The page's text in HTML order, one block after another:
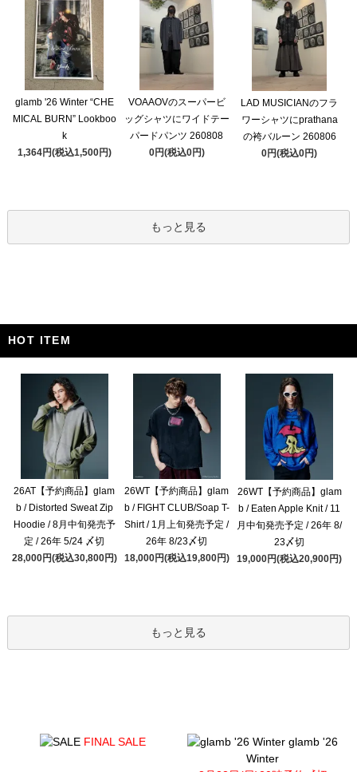
glamb '26 Winter “CHE
MICAL BURN” Lookboo
k
1,364円(税込1,500円)
VOAAOVのスーパービ
ッグシャツにワイドテー
パードパンツ 260808
0円(税込0円)
LAD MUSICIANのフラ
ワーシャツにprathana
の袴バルーン 260806
0円(税込0円)
もっと見る
HOT ITEM
26AT【予約商品】glam
b / Distorted Sweat Zip
Hoodie / 8月中旬発売予
定 / 26年 5/24 〆切
28,000円(税込30,800円)
26WT【予約商品】glam
b / FIGHT CLUB/Soap T-
Shirt / 1月上旬発売予定 /
26年 8/23〆切
18,000円(税込19,800円)
26WT【予約商品】glam
b / Eaten Apple Knit / 11
月中旬発売予定 / 26年 8/
23〆切
19,000円(税込20,900円)
もっと見る
FINAL SALE
glamb '26
Winter